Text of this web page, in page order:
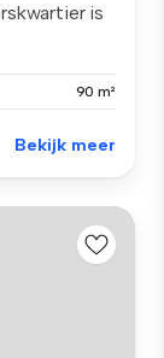
is
90 m²
Bekijk meer